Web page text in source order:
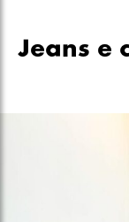
Jeans e